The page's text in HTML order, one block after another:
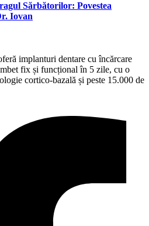
Sărbătorilor: Povestea
Iovan
implanturi dentare cu încărcare
fix și funcțional în 5 zile, cu o
cortico-bazală și peste 15.000 de